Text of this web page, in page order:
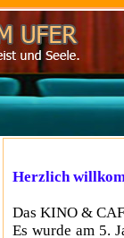
Herzlich
Das KINO &
Es wurde am 5.